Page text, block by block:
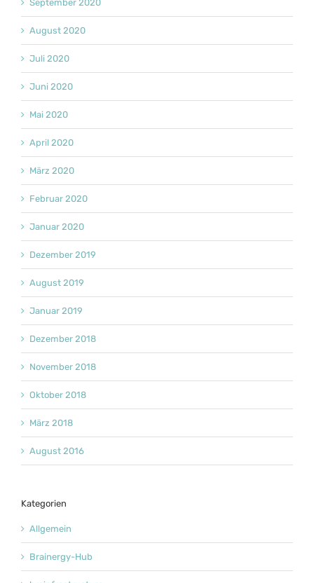
September 2020
August 2020
Juli 2020
Juni 2020
Mai 2020
April 2020
März 2020
Februar 2020
Januar 2020
Dezember 2019
August 2019
Januar 2019
Dezember 2018
November 2018
Oktober 2018
März 2018
August 2016
Kategorien
Allgemein
Brainergy-Hub